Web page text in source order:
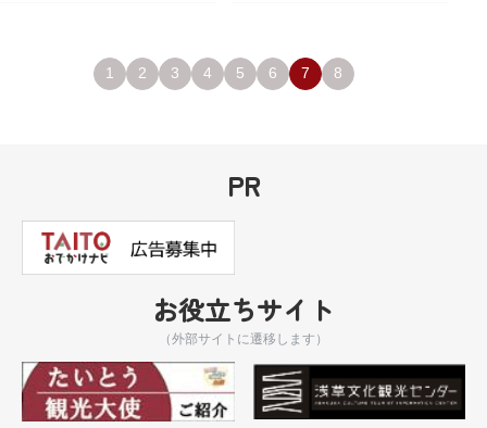
1 2 3 4 5 6 7 8
PR
お役立ちサイト
（外部サイトに遷移します）